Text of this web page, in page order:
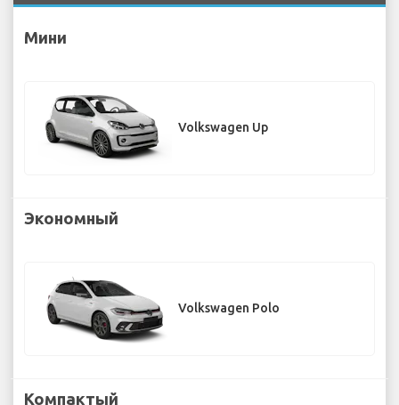
Мини
Volkswagen Up
Экономный
Volkswagen Polo
Компактый